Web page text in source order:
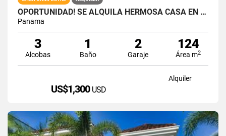
OPORTUNIDAD! SE ALQUILA HERMOSA CASA EN ALTOS DEL MARIA
Panama
3
Alcobas
1
Baño
2
Garaje
124
Área m2
Alquiler
US$1,300 USD